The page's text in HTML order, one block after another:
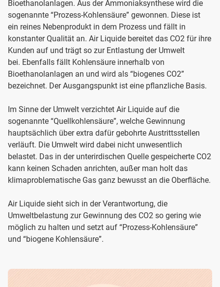
Bioethanolanlagen. Aus der Ammoniaksynthese wird die
sogenannte “Prozess-Kohlensäure” gewonnen. Diese ist
ein reines Nebenprodukt in dem Prozess und fällt in
konstanter Qualität an. Air Liquide bereitet das CO2 für ihre
Kunden auf und trägt so zur Entlastung der Umwelt
bei. Ebenfalls fällt Kohlensäure innerhalb von
Bioethanolanlagen an und wird als “biogenes CO2”
bezeichnet. Der Ausgangspunkt ist eine pflanzliche Basis.
Im Sinne der Umwelt verzichtet Air Liquide auf die
sogenannte “Quellkohlensäure”, welche Gewinnung
hauptsächlich über extra dafür gebohrte Austrittsstellen
verläuft. Die Umwelt wird dabei nicht unwesentlich
belastet. Das in der unterirdischen Quelle gespeicherte CO2
kann keinen Schaden anrichten, außer man holt das
klimaproblematische Gas ganz bewusst an die Oberfläche.
Air Liquide sieht sich in der Verantwortung, die
Umweltbelastung zur Gewinnung des CO2 so gering wie
möglich zu halten und setzt auf “Prozess-Kohlensäure”
und “biogene Kohlensäure”.